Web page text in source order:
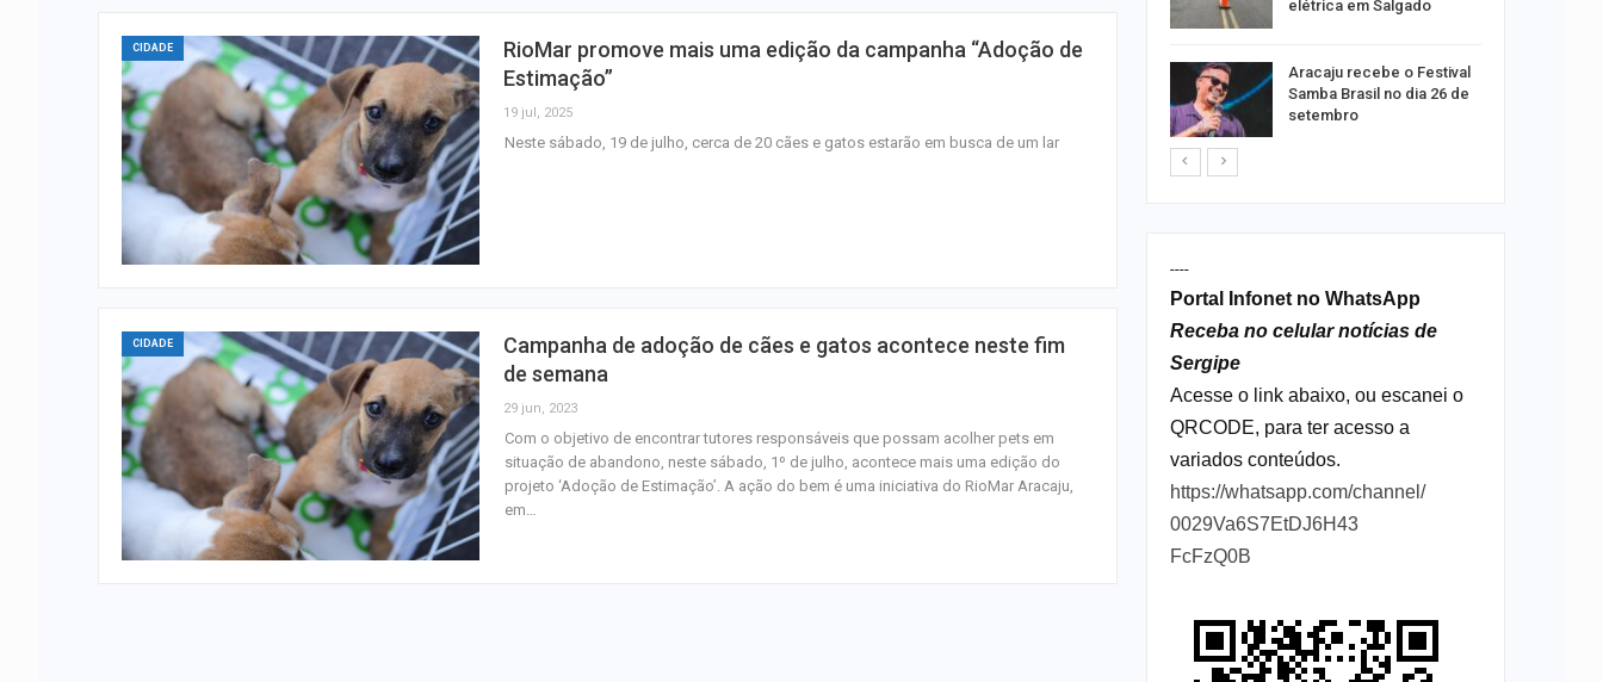
CIDADE
RioMar promove mais uma edição da campanha “Adoção de
Estimação”
19 jul, 2025
Neste sábado, 19 de julho, cerca de 20 cães e gatos estarão em busca de um lar
CIDADE
Campanha de adoção de cães e gatos acontece neste fim
de semana
29 jun, 2023
Com o objetivo de encontrar tutores responsáveis que possam acolher pets em
situação de abandono, neste sábado, 1º de julho, acontece mais uma edição do
projeto ‘Adoção de Estimação’. A ação do bem é uma iniciativa do RioMar Aracaju,
em…
elétrica em Salgado
Aracaju recebe o Festival
Samba Brasil no dia 26 de
setembro
----
Portal Infonet no WhatsApp
Receba no celular notícias de
Sergipe
Acesse o link abaixo, ou escanei o
QRCODE, para ter acesso a
variados conteúdos.
https://whatsapp.com/channel/
0029Va6S7EtDJ6H43
FcFzQ0B